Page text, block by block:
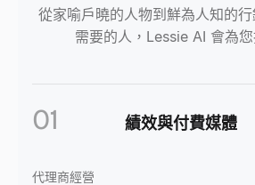
從家喻戶曉的人物到鮮為人知的
需要的人，Lessie AI 會為您
01 績效與付費媒體
代理商經營